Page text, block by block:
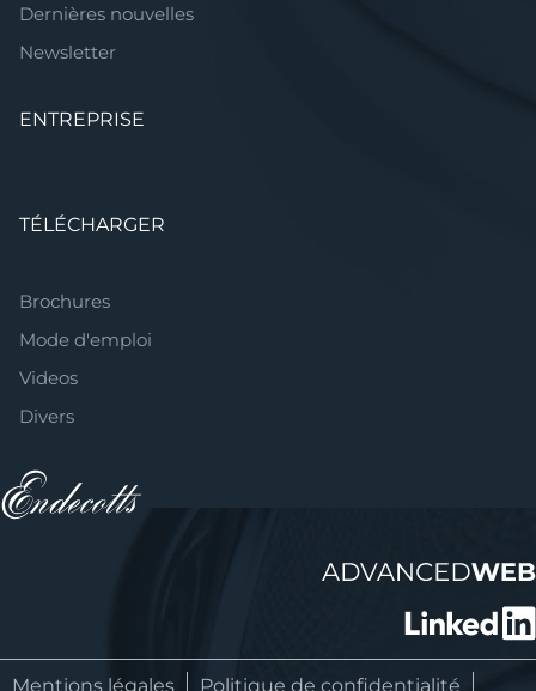
Dernières nouvelles
Newsletter
ENTREPRISE
TÉLÉCHARGER
Brochures
Mode d'emploi
Videos
Divers
Mentions légales Politique de confidentialité